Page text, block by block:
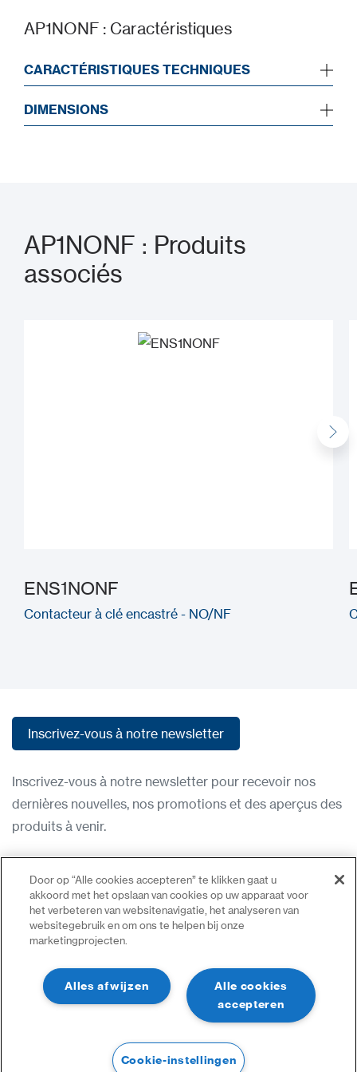
AP1NONF : Caractéristiques
CARACTÉRISTIQUES TECHNIQUES
DIMENSIONS
AP1NONF : Produits
associés
ENS1NONF
Contacteur à clé encastré - NO/NF
Inscrivez-vous à notre newsletter
Inscrivez-vous à notre newsletter pour recevoir nos
dernières nouvelles, nos promotions et des aperçus des
produits à venir.
Condititions d'utilisation
Politique de confidentialité
Nous contacter
Se connecter
Plan du site
Door op “Alle cookies accepteren” te klikken gaat u
akkoord met het opslaan van cookies op uw apparaat voor
het verbeteren van websitenavigatie, het analyseren van
websitegebruik en om ons te helpen bij onze
marketingprojecten.
Alle cookies
accepteren
Alles afwijzen
Cookie-instellingen